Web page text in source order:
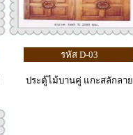
รหัส D-03
ประตู้ไม้บานคู่ แกะสลักลาย